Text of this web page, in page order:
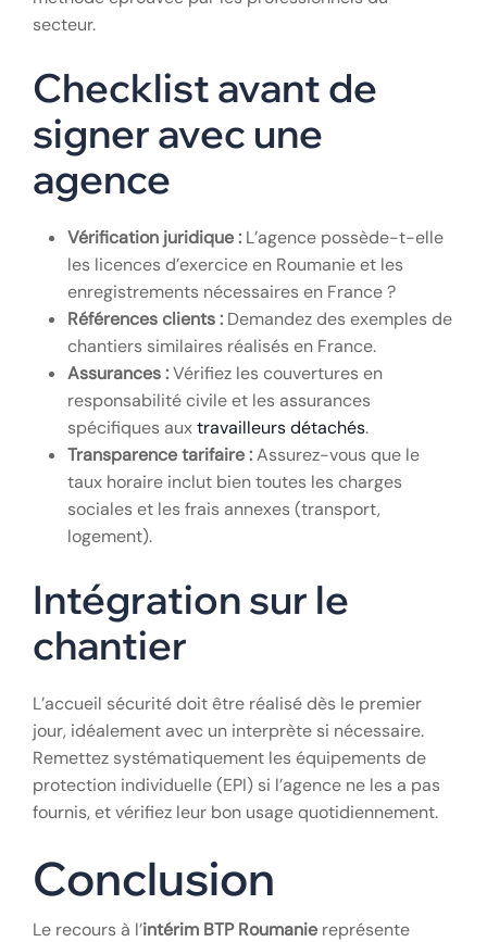
X. Conseils Pratiques pour les Entreprises
Européennes
Pour sécuriser vos recrutements, suivez cette
méthode éprouvée par les professionnels du
secteur.
Checklist avant de
signer avec une
agence
Vérification juridique : L’agence possède-t-elle
les licences d’exercice en Roumanie et les
enregistrements nécessaires en France ?
chantiers similaires réalisés en France.
Assurances :Vérifiez les couvertures en
responsabilité civile et les assurances
spécifiques auxtravailleurs détachés
Transparence tarifaire :Assurez-vous que le
sociales et les frais annexes (transport,